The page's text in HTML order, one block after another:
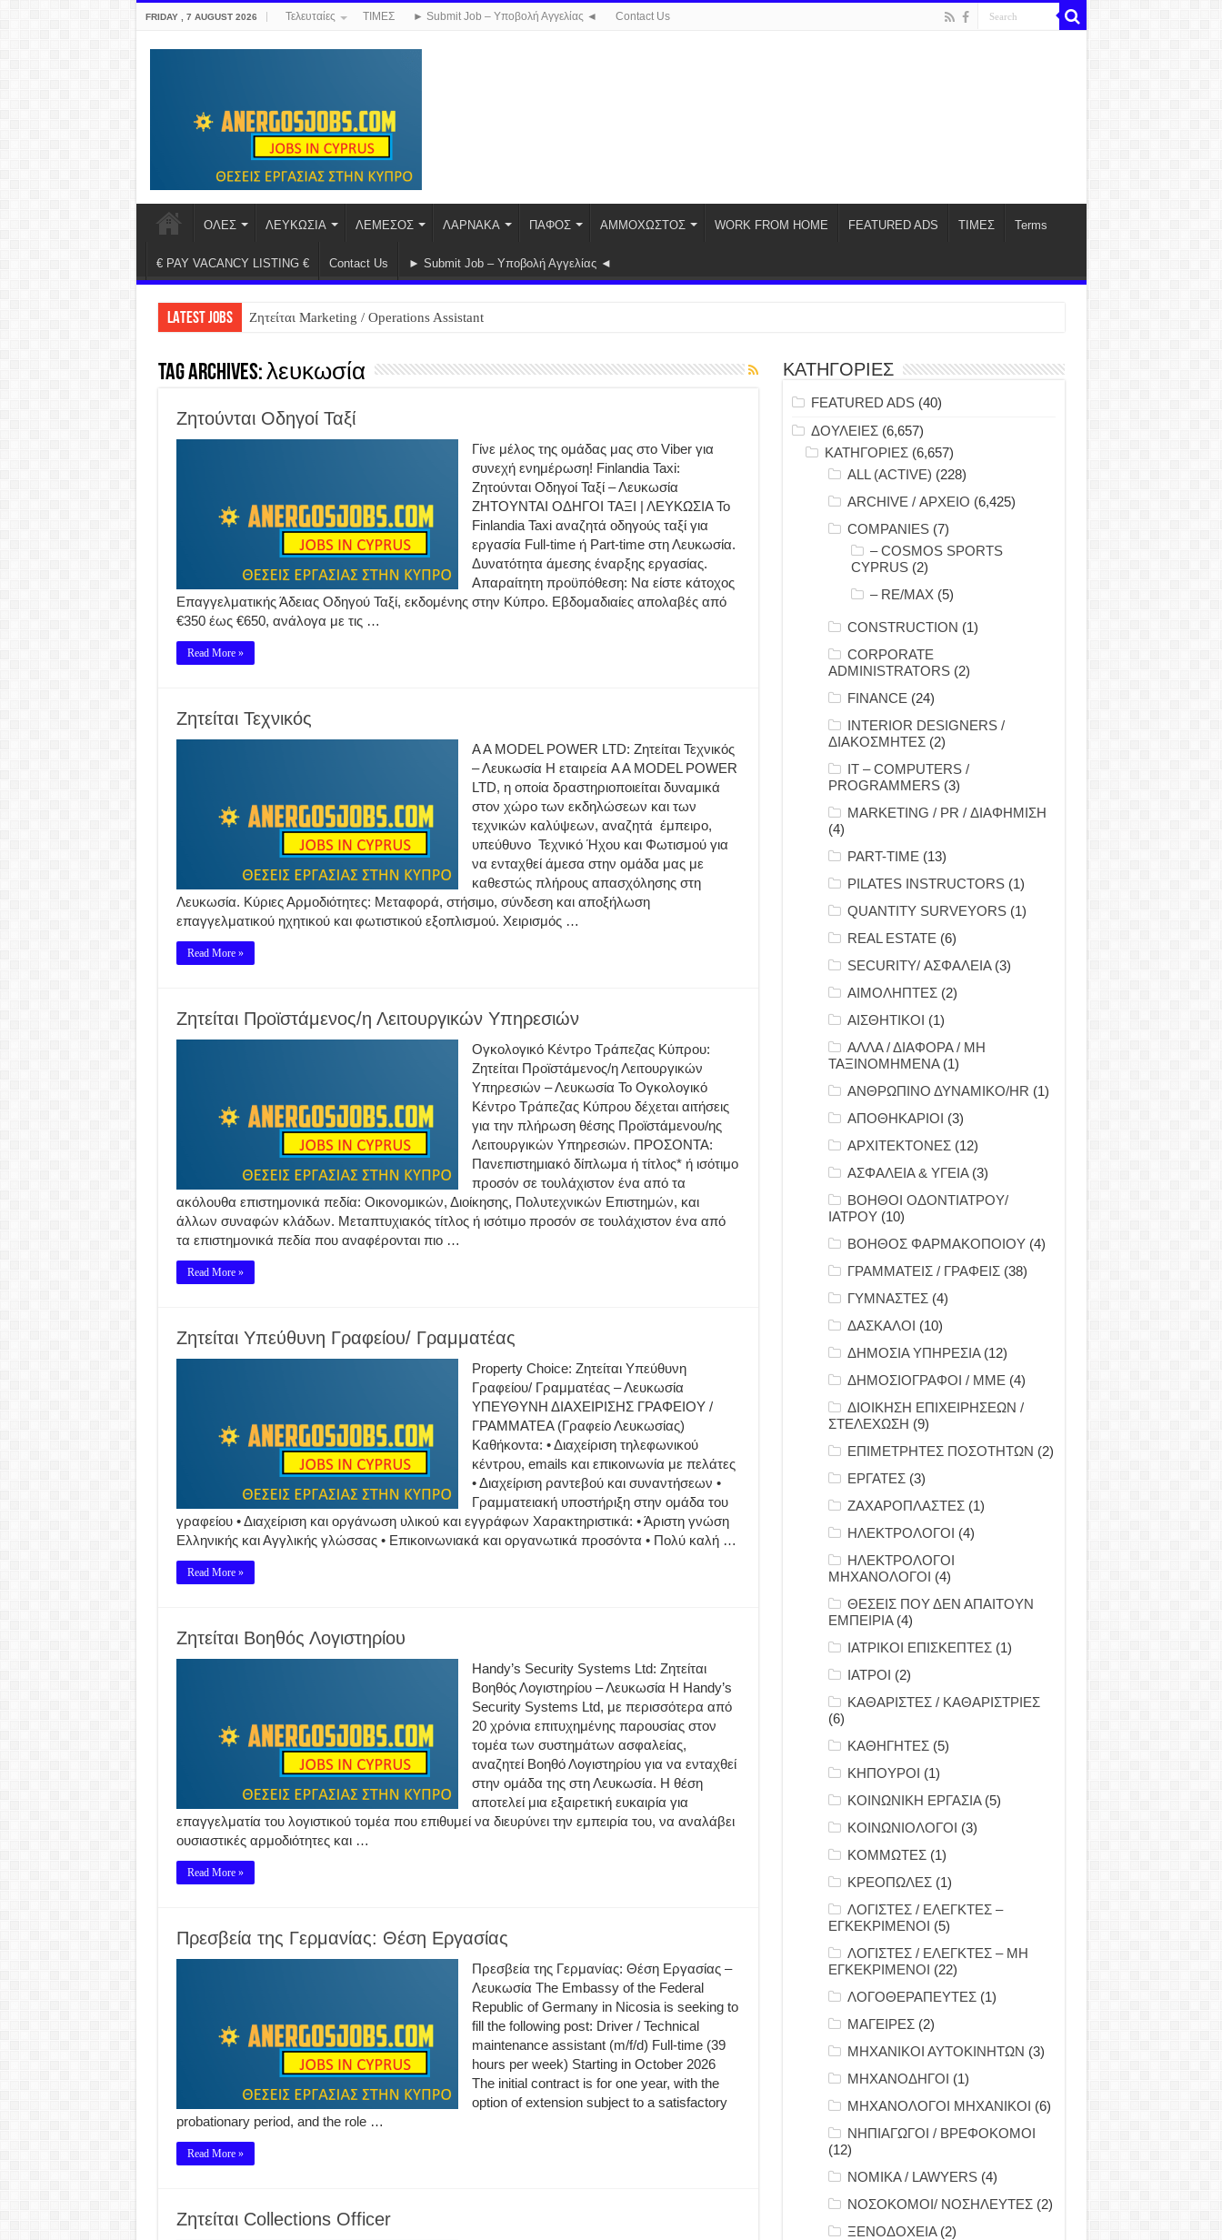
FRIDAY , 7 AUGUST 2026 Τελευταίες ΤΙΜΕΣ ► Submit Job – Υποβολή Αγγελίας ◄ Contact Us
ΟΛΕΣ ΛΕΥΚΩΣΙΑ ΛΕΜΕΣΟΣ ΛΑΡΝΑΚΑ ΠΑΦΟΣ ΑΜΜΟΧΩΣΤΟΣ WORK FROM HOME FEATURED ADS ΤΙΜΕΣ Terms
€ PAY VACANCY LISTING € Contact Us ► Submit Job – Υποβολή Αγγελίας ◄
LATEST JOBS Ζητείται Marketing / Operations Assistant
Tag Archives:λευκωσία
Ζητούνται Οδηγοί Ταξί
Γίνε μέλος της ομάδας μας στο Viber για
συνεχή ενημέρωση! Finlandia Taxi:
Ζητούνται Οδηγοί Ταξί – Λευκωσία
ΖΗΤΟΥΝΤΑΙ ΟΔΗΓΟΙ ΤΑΞΙ | ΛΕΥΚΩΣΙΑ Το
Finlandia Taxi αναζητά οδηγούς ταξί για
εργασία Full-time ή Part-time στη Λευκωσία.
Δυνατότητα άμεσης έναρξης εργασίας.
Απαραίτητη προϋπόθεση: Να είστε κάτοχος
Επαγγελματικής Άδειας Οδηγού Ταξί, εκδομένης στην Κύπρο. Εβδομαδιαίες απολαβές από
€350 έως €650, ανάλογα με τις …
Read More »
Ζητείται Τεχνικός
A A MODEL POWER LTD: Ζητείται Τεχνικός
– Λευκωσία Η εταιρεία A A MODEL POWER
LTD, η οποία δραστηριοποιείται δυναμικά
στον χώρο των εκδηλώσεων και των
τεχνικών καλύψεων, αναζητά έμπειρο,
υπεύθυνο Τεχνικό Ήχου και Φωτισμού για
να ενταχθεί άμεσα στην ομάδα μας με
καθεστώς πλήρους απασχόλησης στη
Λευκωσία. Κύριες Αρμοδιότητες: Μεταφορά, στήσιμο, σύνδεση και αποξήλωση
επαγγελματικού ηχητικού και φωτιστικού εξοπλισμού. Χειρισμός …
Read More »
Ζητείται Προϊστάμενος/η Λειτουργικών Υπηρεσιών
Ογκολογικό Κέντρο Τράπεζας Κύπρου:
Ζητείται Προϊστάμενος/η Λειτουργικών
Υπηρεσιών – Λευκωσία Το Ογκολογικό
Κέντρο Τράπεζας Κύπρου δέχεται αιτήσεις
για την πλήρωση θέσης Προϊστάμενου/ης
Λειτουργικών Υπηρεσιών. ΠΡΟΣΟΝΤΑ:
Πανεπιστημιακό δίπλωμα ή τίτλος* ή ισότιμο
προσόν σε τουλάχιστον ένα από τα
ακόλουθα επιστημονικά πεδία: Οικονομικών, Διοίκησης, Πολυτεχνικών Επιστημών, και
άλλων συναφών κλάδων. Μεταπτυχιακός τίτλος ή ισότιμο προσόν σε τουλάχιστον ένα από
τα επιστημονικά πεδία που αναφέρονται πιο …
Read More »
Ζητείται Υπεύθυνη Γραφείου/ Γραμματέας
Property Choice: Ζητείται Υπεύθυνη
Γραφείου/ Γραμματέας – Λευκωσία
ΥΠΕΥΘΥΝΗ ΔΙΑΧΕΙΡΙΣΗΣ ΓΡΑΦΕΙΟΥ /
ΓΡΑΜΜΑΤΕΑ (Γραφείο Λευκωσίας)
Καθήκοντα: • Διαχείριση τηλεφωνικού
κέντρου, emails και επικοινωνία με πελάτες
• Διαχείριση ραντεβού και συναντήσεων •
Γραμματειακή υποστήριξη στην ομάδα του
γραφείου • Διαχείριση και οργάνωση υλικού και εγγράφων Χαρακτηριστικά: • Άριστη γνώση
Ελληνικής και Αγγλικής γλώσσας • Επικοινωνιακά και οργανωτικά προσόντα • Πολύ καλή …
Read More »
Ζητείται Βοηθός Λογιστηρίου
Handy’s Security Systems Ltd: Ζητείται
Βοηθός Λογιστηρίου – Λευκωσία Η Handy’s
Security Systems Ltd, με περισσότερα από
20 χρόνια επιτυχημένης παρουσίας στον
τομέα των συστημάτων ασφαλείας,
αναζητεί Βοηθό Λογιστηρίου για να ενταχθεί
στην ομάδα της στη Λευκωσία. Η θέση
αποτελεί μια εξαιρετική ευκαιρία για
επαγγελματία του λογιστικού τομέα που επιθυμεί να διευρύνει την εμπειρία του, να αναλάβει
ουσιαστικές αρμοδιότητες και …
Read More »
Πρεσβεία της Γερμανίας: Θέση Εργασίας
Πρεσβεία της Γερμανίας: Θέση Εργασίας –
Λευκωσία The Embassy of the Federal
Republic of Germany in Nicosia is seeking to
fill the following post: Driver / Technical
maintenance assistant (m/f/d) Full-time (39
hours per week) Starting in October 2026
The initial contract is for one year, with the
option of extension subject to a satisfactory
probationary period, and the role …
Read More »
Ζητείται Collections Officer
ΚΑΤΗΓΟΡΙΕΣ
FEATURED ADS (40)
ΔΟΥΛΕΙΕΣ (6,657)
ΚΑΤΗΓΟΡΙΕΣ (6,657)
ALL (ACTIVE) (228)
ARCHIVE / ΑΡΧΕΙΟ (6,425)
COMPANIES (7)
– COSMOS SPORTS
CYPRUS(2)
– RE/MAX (5)
CONSTRUCTION (1)
CORPORATE
ADMINISTRATORS(2)
FINANCE (24)
INTERIOR DESIGNERS /
ΔΙΑΚΟΣΜΗΤΕΣ(2)
IT – COMPUTERS /
PROGRAMMERS(3)
MARKETING / PR / ΔΙΑΦΗΜΙΣΗ
(4)
PART-TIME (13)
PILATES INSTRUCTORS (1)
QUANTITY SURVEYORS (1)
REAL ESTATE (6)
SECURITY/ ΑΣΦΑΛΕΙΑ(3)
ΑΙΜΟΛΗΠΤΕΣ (2)
ΑΙΣΘΗΤΙΚΟΙ (1)
ΑΛΛΑ / ΔΙΑΦΟΡΑ / ΜΗ
ΤΑΞΙΝΟΜΗΜΕΝΑ(1)
ΑΝΘΡΩΠΙΝΟ ΔΥΝΑΜΙΚΟ/HR (1)
ΑΠΟΘΗΚΑΡΙΟΙ (3)
ΑΡΧΙΤΕΚΤΟΝΕΣ (12)
ΑΣΦΑΛΕΙΑ & ΥΓΕΙΑ(3)
ΒΟΗΘΟΙ ΟΔΟΝΤΙΑΤΡΟΥ/
ΙΑΤΡΟΥ(10)
ΒΟΗΘΟΣ ΦΑΡΜΑΚΟΠΟΙΟΥ (4)
ΓΡΑΜΜΑΤΕΙΣ / ΓΡΑΦΕΙΣ (38)
ΓΥΜΝΑΣΤΕΣ (4)
ΔΑΣΚΑΛΟΙ (10)
ΔΗΜΟΣΙΑ ΥΠΗΡΕΣΙΑ(12)
ΔΗΜΟΣΙΟΓΡΑΦΟΙ / ΜΜΕ (4)
ΔΙΟΙΚΗΣΗ ΕΠΙΧΕΙΡΗΣΕΩΝ /
ΣΤΕΛΕΧΩΣΗ (9)
ΕΠΙΜΕΤΡΗΤΕΣ ΠΟΣΟΤΗΤΩΝ (2)
ΕΡΓΑΤΕΣ (3)
ΖΑΧΑΡΟΠΛΑΣΤΕΣ (1)
ΗΛΕΚΤΡΟΛΟΓΟΙ (4)
ΗΛΕΚΤΡΟΛΟΓΟΙ
ΜΗΧΑΝΟΛΟΓΟΙ (4)
ΘΕΣΕΙΣ ΠΟΥ ΔΕΝ ΑΠΑΙΤΟΥΝ
ΕΜΠΕΙΡΙΑ(4)
ΙΑΤΡΙΚΟΙ ΕΠΙΣΚΕΠΤΕΣ (1)
ΙΑΤΡΟΙ (2)
ΚΑΘΑΡΙΣΤΕΣ / ΚΑΘΑΡΙΣΤΡΙΕΣ
(6)
ΚΑΘΗΓΗΤΕΣ (5)
ΚΗΠΟΥΡΟΙ (1)
ΚΟΙΝΩΝΙΚΗ ΕΡΓΑΣΙΑ(5)
ΚΟΙΝΩΝΙΟΛΟΓΟΙ (3)
ΚΟΜΜΩΤΕΣ (1)
ΚΡΕΟΠΩΛΕΣ (1)
ΛΟΓΙΣΤΕΣ / ΕΛΕΓΚΤΕΣ –
ΕΓΚΕΚΡΙΜΕΝΟΙ (5)
ΛΟΓΙΣΤΕΣ / ΕΛΕΓΚΤΕΣ – ΜΗ
ΕΓΚΕΚΡΙΜΕΝΟΙ (22)
ΛΟΓΟΘΕΡΑΠΕΥΤΕΣ (1)
ΜΑΓΕΙΡΕΣ (2)
ΜΗΧΑΝΙΚΟΙ ΑΥΤΟΚΙΝΗΤΩΝ (3)
ΜΗΧΑΝΟΔΗΓΟΙ (1)
ΜΗΧΑΝΟΛΟΓΟΙ ΜΗΧΑΝΙΚΟΙ (6)
ΝΗΠΙΑΓΩΓΟΙ / ΒΡΕΦΟΚΟΜΟΙ
(12)
ΝΟΜΙΚΑ / LAWYERS (4)
ΝΟΣΟΚΟΜΟΙ/ ΝΟΣΗΛΕΥΤΕΣ (2)
ΞΕΝΟΔΟΧΕΙΑ(2)